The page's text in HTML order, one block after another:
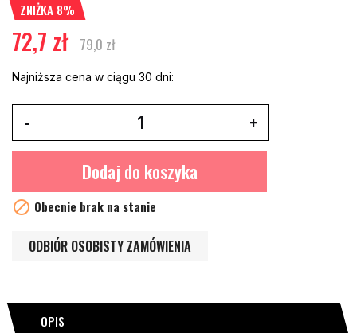
ZNIŻKA 8%
72,7 zł 79,0 zł
Najniższa cena w ciągu 30 dni:
Dodaj do koszyka
 Obecnie brak na stanie
ODBIÓR OSOBISTY ZAMÓWIENIA
OPIS